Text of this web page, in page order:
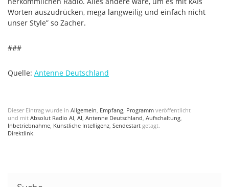
Worten auszudrücken, mega langweilig und einfach nicht
unser Style” so Zacher.
###
Quelle: Antenne Deutschland
Dieser Eintrag wurde in Allgemein, Empfang, Programm veröffentlicht
und mit Absolut Radio AI, AI, Antenne Deutschland, Aufschaltung,
Inbetriebnahme, Künstliche Intelligenz, Sendestart getagt.
Direktlink.